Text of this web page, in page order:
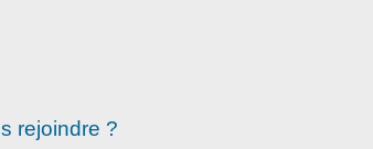
rejoindre ?